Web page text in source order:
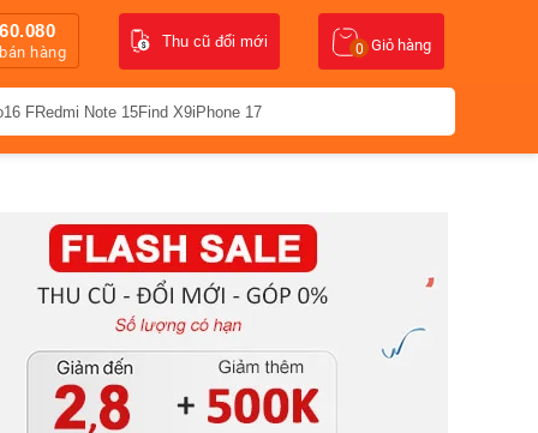
hàng Giỏ hàng
0
Thu cũ đổi mới
FRedmi Note 15Find X9iPhone 17